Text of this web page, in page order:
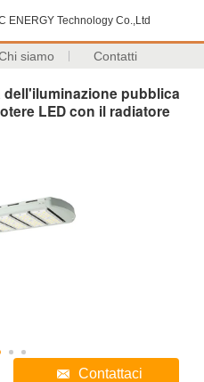
ENERGY Technology Co.,Ltd
siamo Contatti
dell'iluminazione pubblica
LED con il radiatore
Contattaci